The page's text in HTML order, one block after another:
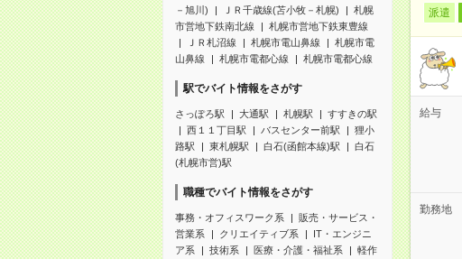
－旭川)
ＪＲ千歳線(苫小牧－札幌)
札幌
市営地下鉄南北線
札幌市営地下鉄東豊線
ＪＲ札沼線
札幌市電山鼻線
札幌市電
山鼻線
札幌市電都心線 札幌市電都心線
駅でバイト情報をさがす
さっぽろ駅 大通駅 札幌駅
すすきの駅
西１１丁目駅
バスセンター前駅
狸小
路駅
東札幌駅 白石(函館本線)駅
白石
(札幌市営)駅
職種でバイト情報をさがす
事務・オフィスワーク系
販売・サービス・
営業系
クリエイティブ系
IT・エンジニ
ア系
技術系 医療・介護・福祉系
軽作
派遣
給与
勤務地